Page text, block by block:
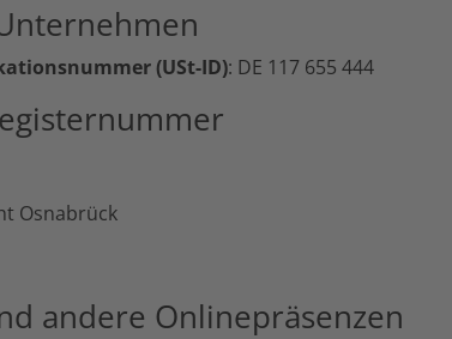
(USt-ID): DE 117 655 444
Osnabrück
andere Onlinepräsenzen